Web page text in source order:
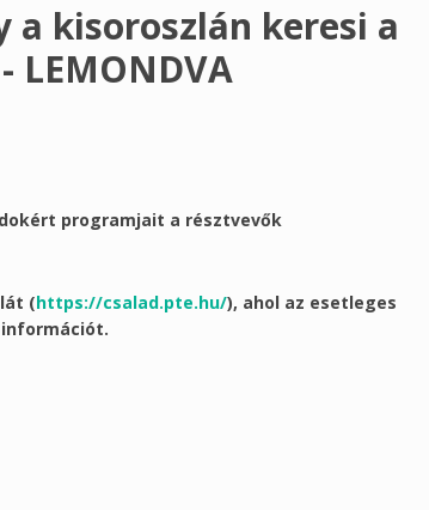
a kisoroszlán keresi a
LEMONDVA
programjait a résztvevők
(https://csalad.pte.hu/), ahol az esetleges